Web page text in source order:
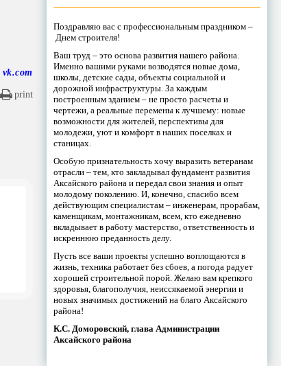
vk.com
print
Поздравляю вас с профессиональным праздником –
Днем строителя!
Ваш труд – это основа развития нашего района.
Именно вашими руками возводятся новые дома,
школы, детские сады, объекты социальной и
дорожной инфраструктуры. За каждым
построенным зданием – не просто расчеты и
чертежи, а реальные перемены к лучшему: новые
возможности для жителей, перспективы для
молодежи, уют и комфорт в наших поселках и
станицах.
Особую признательность хочу выразить ветеранам
отрасли – тем, кто закладывал фундамент развития
Аксайского района и передал свои знания и опыт
молодому поколению. И, конечно, спасибо всем
действующим специалистам – инженерам, прорабам,
каменщикам, монтажникам, всем, кто ежедневно
вкладывает в работу мастерство, ответственность и
искреннюю преданность делу.
Пусть все ваши проекты успешно воплощаются в
жизнь, техника работает без сбоев, а погода радует
хорошей строительной порой. Желаю вам крепкого
здоровья, благополучия, неиссякаемой энергии и
новых значимых достижений на благо Аксайского
района!
К.С. Доморовский, глава Администрации
Аксайского района